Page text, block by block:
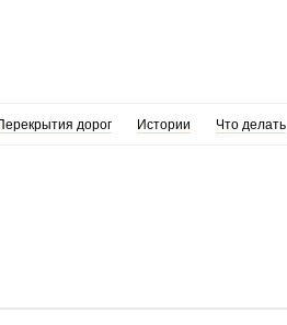
дорог Истории Что делать